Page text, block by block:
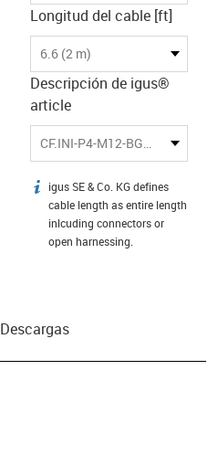
Longitud del cable [ft]
6.6 (2 m)
Descripción de igus®
article
CF.INI-P4-M12-BG/M12-SG-2
igus-icon-info
igus SE & Co. KG defines
cable length as entire length
inlcuding connectors or
open harnessing.
Descargas